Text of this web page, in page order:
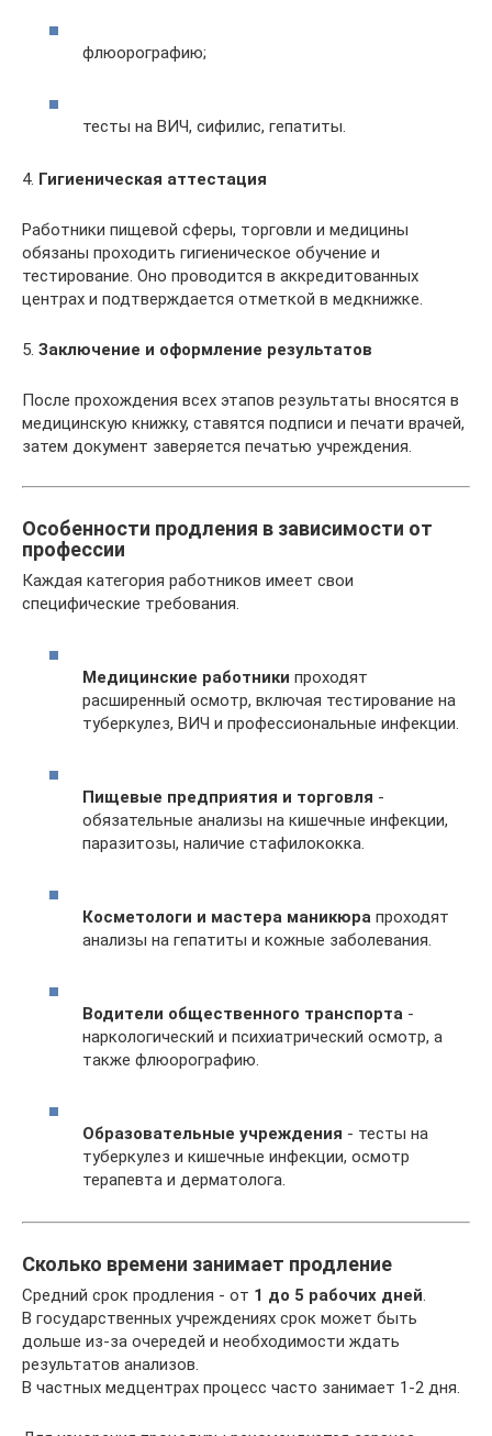
флюорографию;
тесты на ВИЧ, сифилис, гепатиты.
4. Гигиеническая аттестация
Работники пищевой сферы, торговли и медицины
обязаны проходить гигиеническое обучение и
тестирование. Оно проводится в аккредитованных
центрах и подтверждается отметкой в медкнижке.
5. Заключение и оформление результатов
После прохождения всех этапов результаты вносятся в
медицинскую книжку, ставятся подписи и печати врачей,
затем документ заверяется печатью учреждения.
Особенности продления в зависимости от
профессии
Каждая категория работников имеет свои
специфические требования.
Медицинские работники проходят
расширенный осмотр, включая тестирование на
туберкулез, ВИЧ и профессиональные инфекции.
Пищевые предприятия и торговля -
обязательные анализы на кишечные инфекции,
паразитозы, наличие стафилококка.
Косметологи и мастера маникюра проходят
анализы на гепатиты и кожные заболевания.
Водители общественного транспорта -
наркологический и психиатрический осмотр, а
также флюорографию.
Образовательные учреждения - тесты на
туберкулез и кишечные инфекции, осмотр
терапевта и дерматолога.
Сколько времени занимает продление
Средний срок продления - от 1 до 5 рабочих дней.
В государственных учреждениях срок может быть
дольше из-за очередей и необходимости ждать
результатов анализов.
В частных медцентрах процесс часто занимает 1-2 дня.